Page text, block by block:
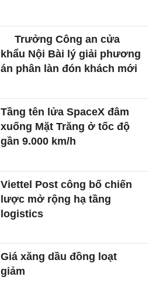
Trưởng Công an cửa
khẩu Nội Bài lý giải phương
án phân làn đón khách mới
Tầng tên lửa SpaceX đâm
xuống Mặt Trăng ở tốc độ
gần 9.000 km/h
Viettel Post công bố chiến
lược mở rộng hạ tầng
logistics
Giá xăng dầu đồng loạt
giảm